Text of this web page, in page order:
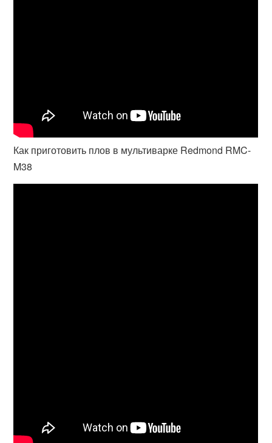
Как приготовить плов в мультиварке Redmond RMC-
M38